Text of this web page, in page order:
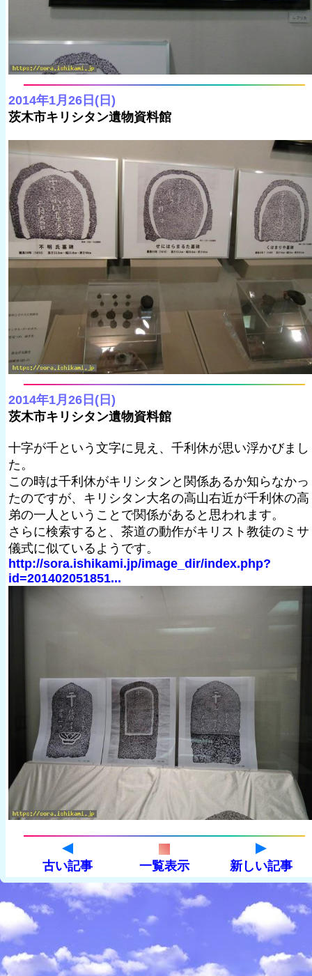
2014年1月26日(日)
茨木市キリシタン遺物資料館
2014年1月26日(日)
茨木市キリシタン遺物資料館
十字が千という文字に見え、千利休が思い浮かびまし
た。
この時は千利休がキリシタンと関係あるか知らなかっ
たのですが、キリシタン大名の高山右近が千利休の高
弟の一人ということで関係があると思われます。
さらに検索すると、茶道の動作がキリスト教徒のミサ
儀式に似ているようです。
http://sora.ishikami.jp/image_dir/index.php?
id=201402051851...
古い記事 一覧表示 新しい記事